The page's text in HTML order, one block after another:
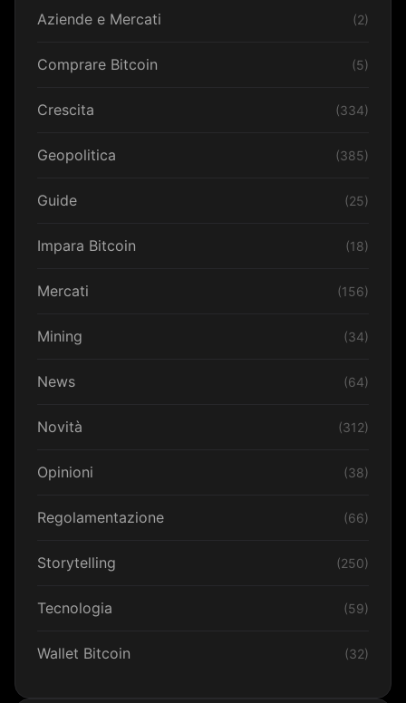
Aziende e Mercati (2)
Comprare Bitcoin (5)
Crescita (334)
Geopolitica (385)
Guide (25)
Impara Bitcoin (18)
Mercati (156)
Mining (34)
News (64)
Novità (312)
Opinioni (38)
Regolamentazione (66)
Storytelling (250)
Tecnologia (59)
Wallet Bitcoin (32)